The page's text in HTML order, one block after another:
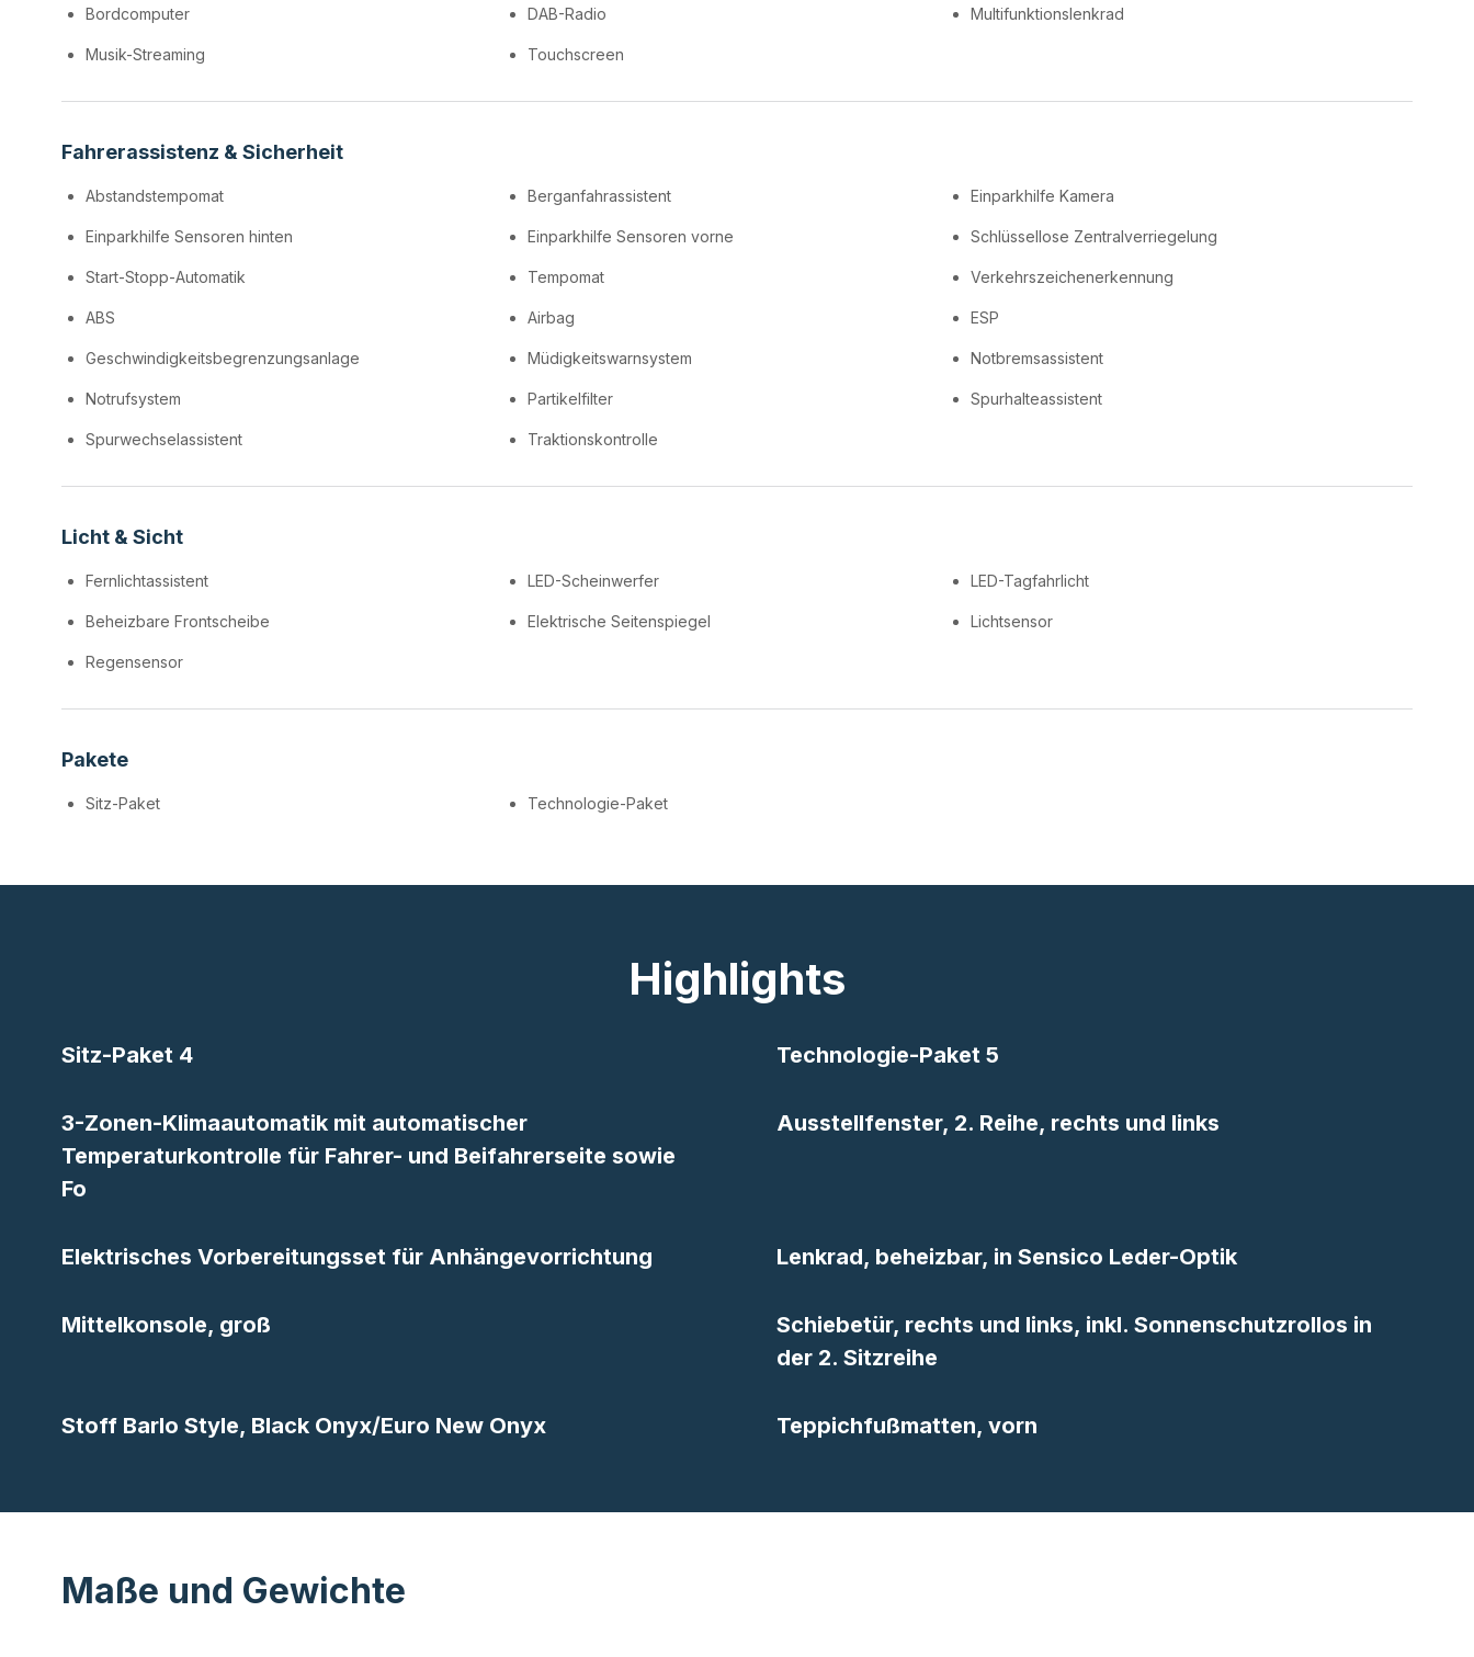
Bordcomputer DAB-Radio Multifunktionslenkrad
Musik-Streaming Touchscreen
Fahrerassistenz & Sicherheit
Abstandstempomat Berganfahrassistent Einparkhilfe Kamera
Einparkhilfe Sensoren hinten Einparkhilfe Sensoren vorne Schlüssellose Zentralverriegelung
Start-Stopp-Automatik Tempomat Verkehrszeichenerkennung
ABS Airbag ESP
Geschwindigkeitsbegrenzungsanlage Müdigkeitswarnsystem Notbremsassistent
Notrufsystem Partikelfilter Spurhalteassistent
Spurwechselassistent Traktionskontrolle
Licht & Sicht
Fernlichtassistent LED-Scheinwerfer LED-Tagfahrlicht
Beheizbare Frontscheibe Elektrische Seitenspiegel Lichtsensor
Regensensor
Pakete
Sitz-Paket Technologie-Paket
Highlights
Sitz-Paket 4 Technologie-Paket 5
3-Zonen-Klimaautomatik mit automatischer
Temperaturkontrolle für Fahrer- und Beifahrerseite sowie
Fo
Ausstellfenster, 2. Reihe, rechts und links
Elektrisches Vorbereitungsset für Anhängevorrichtung Lenkrad, beheizbar, in Sensico Leder-Optik
Mittelkonsole, groß
Schiebetür, rechts und links, inkl. Sonnenschutzrollos in
der 2. Sitzreihe
Stoff Barlo Style, Black Onyx/Euro New Onyx Teppichfußmatten, vorn
Maße und Gewichte